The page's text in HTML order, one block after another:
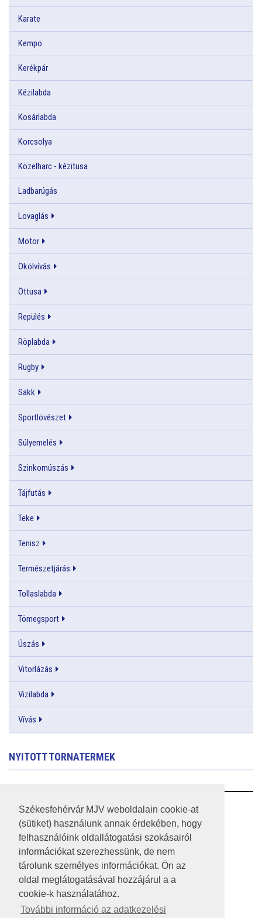
Székesfehérvár MJV weboldalain cookie-at
(sütiket) használunk annak érdekében, hogy
felhasználóink oldallátogatási szokásairól
információkat szerezhessünk, de nem
tárolunk személyes információkat. Ön az
oldal meglátogatásával hozzájárul a a
cookie-k használatához.
További információ az adatkezelési
Karate
Kempo
Kerékpár
Kézilabda
Kosárlabda
Korcsolya
Közelharc - kézitusa
Ladbarúgás
Lovaglás
Motor
Ökölvívás
Öttusa
Repülés
Röplabda
Rugby
Sakk
Sportlövészet
Súlyemelés
Szinkornúszás
Tájfutás
Teke
Tenisz
Természetjárás
Tollaslabda
Tömegsport
Úszás
Vitorlázás
Vizilabda
Vívás
NYITOTT TORNATERMEK
RSS
A HONLAP 2017.03.31-I ÁLLAPOTA
JOGI NYILATKOZAT
IMPRESSZUM